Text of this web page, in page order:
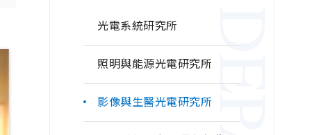
光電系統研究所
照明與能源光電研究所
影像與生醫光電研究所